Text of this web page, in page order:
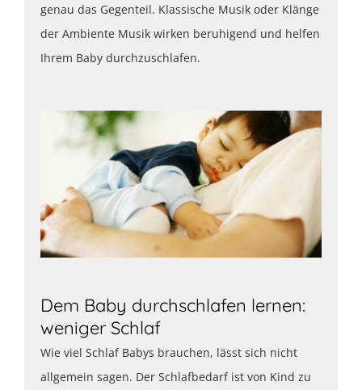
genau das Gegenteil. Klassische Musik oder Klänge
der Ambiente Musik wirken beruhigend und helfen
Ihrem Baby durchzuschlafen.
Dem Baby durchschlafen lernen:
weniger Schlaf
Wie viel Schlaf Babys brauchen, lässt sich nicht
allgemein sagen. Der Schlafbedarf ist von Kind zu